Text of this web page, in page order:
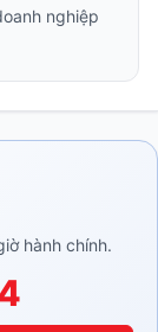
nghiệp
hành chính.